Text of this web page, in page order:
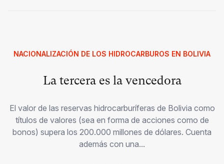
NACIONALIZACIÓN DE LOS HIDROCARBUROS EN BOLIVIA
La tercera es la vencedora
El valor de las reservas hidrocarburíferas de Bolivia como
títulos de valores (sea en forma de acciones como de
bonos) supera los 200.000 millones de dólares. Cuenta
además con una...